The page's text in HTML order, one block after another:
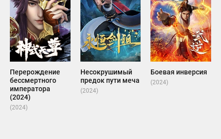
Перерождение
бессмертного
императора
(2024)
(2024)
Несокрушимый
предок пути меча
(2024)
Боевая инверсия
(2024)